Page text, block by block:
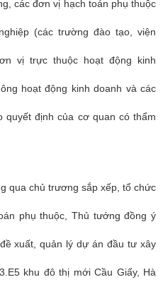
các đơn vị hạch toán phụ thuộc
(các trường đào tạo, viện
vị trực thuộc hoạt động kinh
hoạt động kinh doanh và các
định của cơ quan có thẩm
qua chủ trương sắp xếp, tổ chức
phụ thuộc, Thủ tướng đồng ý
xuất, quản lý dự án đầu tư xây
khu đô thị mới Cầu Giấy, Hà